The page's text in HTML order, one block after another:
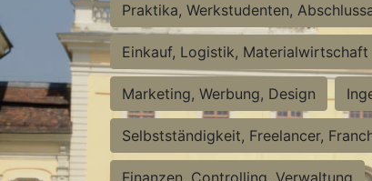
Praktika, Werkstudenten,
Einkauf, Logistik, Materialwirtschaft
Marketing, Werbung, Design
Selbstständigkeit, Freelancer,
Finanzen, Controlling, Verwaltung